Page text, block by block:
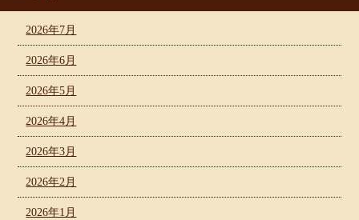
2026年7月
2026年6月
2026年5月
2026年4月
2026年3月
2026年2月
2026年1月